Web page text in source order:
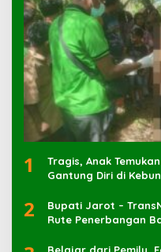
1
Tragis, Anak
Gantung Diri di Kebun
2
Bupati Jarot –
Rute Penerbangan